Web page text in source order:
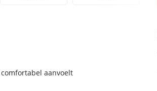
aanvoelt